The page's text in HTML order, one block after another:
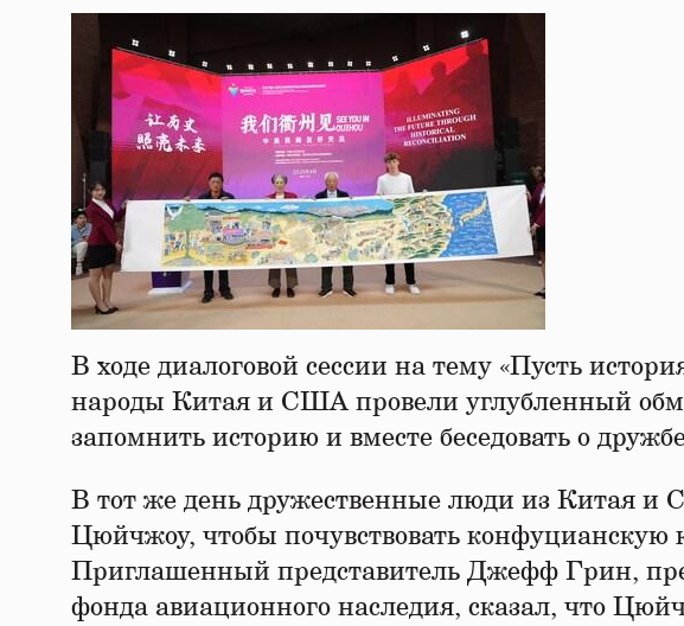
В ходе диалоговой сессии на тему «Пусть
народы Китая и США провели углубленный
запомнить историю и вместе беседовать о
В тот же день дружественные люди из Китая и
Цюйчжоу, чтобы почувствовать конфуцианскую
Приглашенный представитель Джефф Грин,
фонда авиационного наследия, сказал, что